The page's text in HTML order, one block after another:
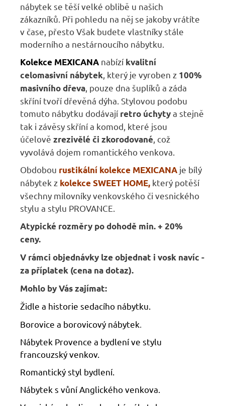
nábytek se těší velké oblibě u našich
zákazníků. Při pohledu na něj se jakoby vrátíte
v čase, přesto Však budete vlastníky stále
moderního a nestárnoucího nábytku.
Kolekce MEXICANA nabízí kvalitní
celomasivní nábytek, který je vyroben z 100%
masivního dřeva, pouze dna šuplíků a záda
skříní tvoří dřevěná dýha. Stylovou podobu
tomuto nábytku dodávají retro úchytya stejně
tak i závěsy skříní a komod, které jsou
účelově zrezivělé či zkorodované, což
vyvolává dojem romantického venkova.
Obdobou rustikální kolekce MEXICANA je bílý
nábytek z kolekce SWEET HOME, který potěší
všechny milovníky venkovského či vesnického
stylu a stylu PROVANCE.
Atypické rozměry po dohodě min. + 20%
ceny.
V rámci objednávky lze objednat i vosk navíc -
za příplatek (cena na dotaz).
Mohlo by Vás zajímat:
Židle a historie sedacího nábytku.
Borovice a borovicový nábytek.
Nábytek Provence a bydlení ve stylu
francouzský venkov.
Romantický styl bydlení.
Nábytek s vůní Anglického venkova.